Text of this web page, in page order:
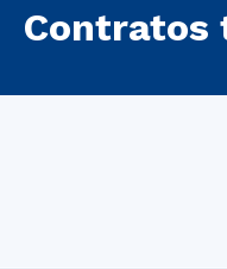
Contratos